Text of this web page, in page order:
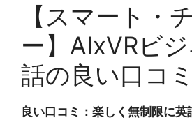
【スマート・
ー】AIxVRビ
話の良い口コミ
良い口コミ：楽しく無制限に英